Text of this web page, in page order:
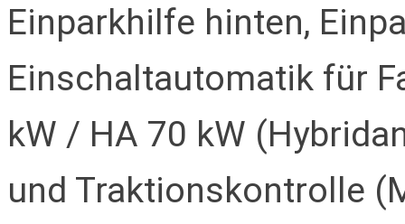
Einparkhilfe hinten,
Einschaltautomatik für
kW / HA 70 kW
und Traktionskontrolle